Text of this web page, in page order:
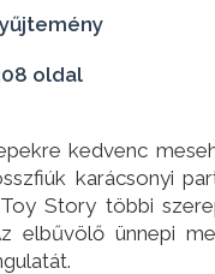
oldal
kedvenc
karácsonyi
Story többi
elbűvölő ünnepi